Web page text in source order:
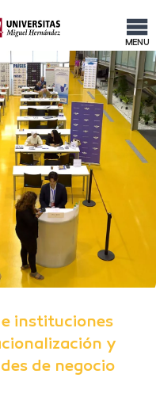
MENU
e instituciones
y
de negocio